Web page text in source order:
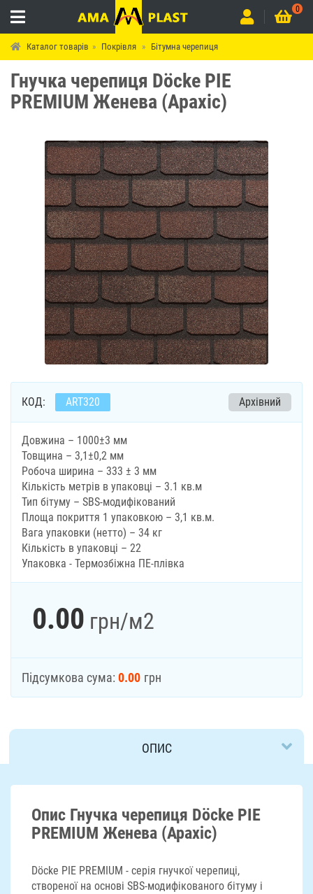
0
Каталог товарів Покрівля Бітумна черепиця
Гнучка черепиця Döcke PIE
PREMIUM Женева (Арахіс)
КОД: ART320 Архівний
Довжина – 1000±3 мм
Товщина – 3,1±0,2 мм
Робоча ширина – 333 ± 3 мм
Кількість метрів в упаковці – 3.1 кв.м
Тип бітуму – SBS-модифікований
Площа покриття 1 упаковкою – 3,1 кв.м.
Вага упаковки (нетто) – 34 кг
Кількість в упаковці – 22
Упаковка - Термозбіжна ПЕ-плівка
0.00 грн/м2
Підсумкова сума: 0.00 грн
ОПИС
ДОСТАВКА
Опис Гнучка черепиця Döcke PIE
PREMIUM Женева (Арахіс)
Döcke PIE PREMIUM - серія гнучкої черепиці,
створеної на основі SBS-модифікованого бітуму і